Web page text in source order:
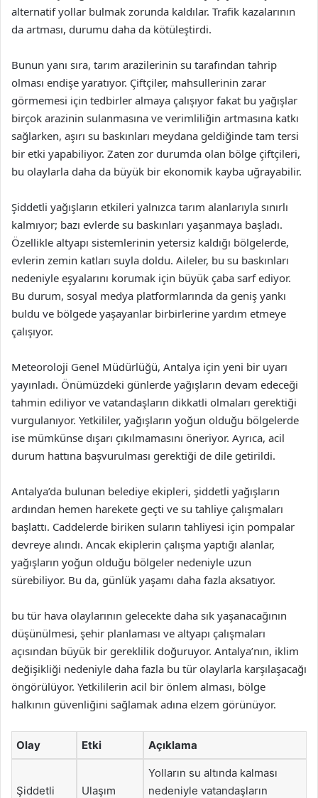
alternatif yollar bulmak zorunda kaldılar. Trafik kazalarının
da artması, durumu daha da kötüleştirdi.
Bunun yanı sıra, tarım arazilerinin su tarafından tahrip
olması endişe yaratıyor. Çiftçiler, mahsullerinin zarar
görmemesi için tedbirler almaya çalışıyor fakat bu yağışlar
birçok arazinin sulanmasına ve verimliliğin artmasına katkı
sağlarken, aşırı su baskınları meydana geldiğinde tam tersi
bir etki yapabiliyor. Zaten zor durumda olan bölge çiftçileri,
bu olaylarla daha da büyük bir ekonomik kayba uğrayabilir.
Şiddetli yağışların etkileri yalnızca tarım alanlarıyla sınırlı
kalmıyor; bazı evlerde su baskınları yaşanmaya başladı.
Özellikle altyapı sistemlerinin yetersiz kaldığı bölgelerde,
evlerin zemin katları suyla doldu. Aileler, bu su baskınları
nedeniyle eşyalarını korumak için büyük çaba sarf ediyor.
Bu durum, sosyal medya platformlarında da geniş yankı
buldu ve bölgede yaşayanlar birbirlerine yardım etmeye
çalışıyor.
Meteoroloji Genel Müdürlüğü, Antalya için yeni bir uyarı
yayınladı. Önümüzdeki günlerde yağışların devam edeceği
tahmin ediliyor ve vatandaşların dikkatli olmaları gerektiği
vurgulanıyor. Yetkililer, yağışların yoğun olduğu bölgelerde
ise mümkünse dışarı çıkılmamasını öneriyor. Ayrıca, acil
durum hattına başvurulması gerektiği de dile getirildi.
Antalya’da bulunan belediye ekipleri, şiddetli yağışların
ardından hemen harekete geçti ve su tahliye çalışmaları
başlattı. Caddelerde biriken suların tahliyesi için pompalar
devreye alındı. Ancak ekiplerin çalışma yaptığı alanlar,
yağışların yoğun olduğu bölgeler nedeniyle uzun
sürebiliyor. Bu da, günlük yaşamı daha fazla aksatıyor.
bu tür hava olaylarının gelecekte daha sık yaşanacağının
düşünülmesi, şehir planlaması ve altyapı çalışmaları
açısından büyük bir gereklilik doğuruyor. Antalya’nın, iklim
değişikliği nedeniyle daha fazla bu tür olaylarla karşılaşacağı
öngörülüyor. Yetkililerin acil bir önlem alması, bölge
halkının güvenliğini sağlamak adına elzem görünüyor.
Olay Etki Açıklama
Şiddetli
Ulaşım
Yolların su altında kalması
nedeniyle vatandaşların